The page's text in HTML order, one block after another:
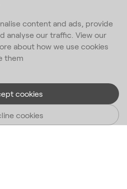
content and ads, provide
analyse our traffic. View our
about how we use cookies
them
cookies
cookies